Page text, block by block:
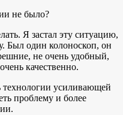
не было?
Я застал эту ситуацию,
Был один колоноскоп, он
не очень удобный,
качественно.
технологии усиливающей
проблему и более